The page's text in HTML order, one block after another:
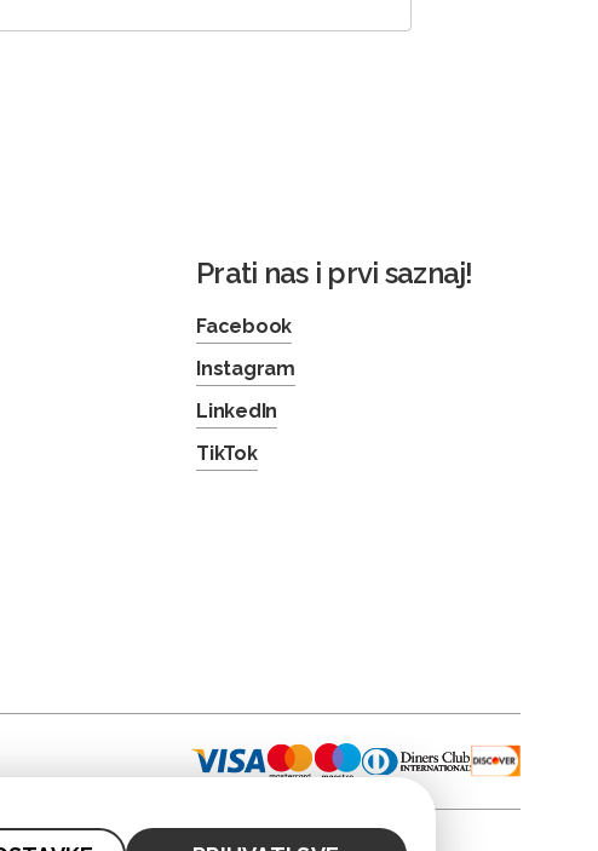
Prati nas i prvi saznaj!
Facebook
Instagram
LinkedIn
TikTok